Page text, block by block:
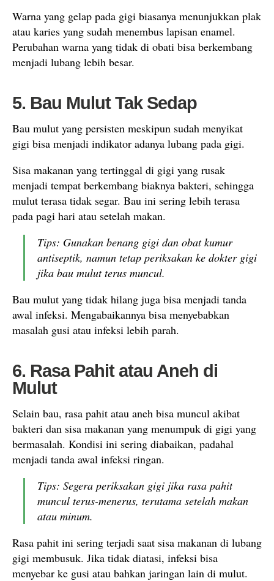
Warna yang gelap pada gigi biasanya menunjukkan plak
atau karies yang sudah menembus lapisan enamel.
Perubahan warna yang tidak di obati bisa berkembang
menjadi lubang lebih besar.
5. Bau Mulut Tak Sedap
Bau mulut yang persisten meskipun sudah menyikat
gigi bisa menjadi indikator adanya lubang pada gigi.
Sisa makanan yang tertinggal di gigi yang rusak
menjadi tempat berkembang biaknya bakteri, sehingga
mulut terasa tidak segar. Bau ini sering lebih terasa
pada pagi hari atau setelah makan.
Tips: Gunakan benang gigi dan obat kumur
antiseptik, namun tetap periksakan ke dokter gigi
jika bau mulut terus muncul.
Bau mulut yang tidak hilang juga bisa menjadi tanda
awal infeksi. Mengabaikannya bisa menyebabkan
masalah gusi atau infeksi lebih parah.
6. Rasa Pahit atau Aneh di
Mulut
Selain bau, rasa pahit atau aneh bisa muncul akibat
bakteri dan sisa makanan yang menumpuk di gigi yang
bermasalah. Kondisi ini sering diabaikan, padahal
menjadi tanda awal infeksi ringan.
Tips: Segera periksakan gigi jika rasa pahit
muncul terus-menerus, terutama setelah makan
atau minum.
Rasa pahit ini sering terjadi saat sisa makanan di lubang
gigi membusuk. Jika tidak diatasi, infeksi bisa
menyebar ke gusi atau bahkan jaringan lain di mulut.